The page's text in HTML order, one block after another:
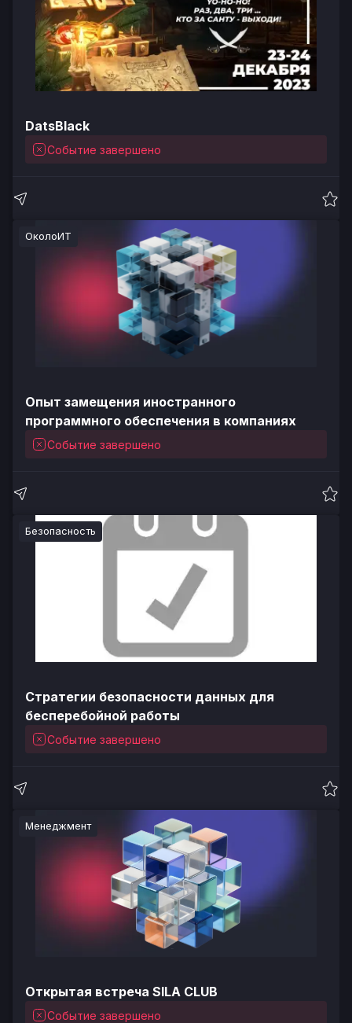
DatsBlack
Событие завершено
ОколоИТ
Опыт замещения иностранного
программного обеспечения в компаниях
Событие завершено
Безопасность
Стратегии безопасности данных для
бесперебойной работы
Событие завершено
Менеджмент
Открытая встреча SILA CLUB
Событие завершено